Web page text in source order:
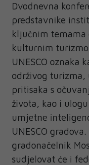
Dvodnevna
predstavnike
ključnim temama
kulturnim
UNESCO oznaka
održivog
pritisaka s
života, kao i
umjetne
UNESCO
gradonačelnik
sudjelovat će i